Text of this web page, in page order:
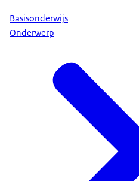
Basisonderwijs
Onderwerp